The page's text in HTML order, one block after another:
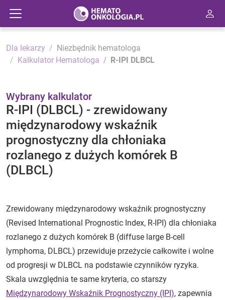
Dla lekarzy
Niezbędnik hematologa
Kalkulator Hematologa
R-IPI DLBCL
Wybrany kalkulator
R-IPI (DLBCL) - zrewidowany
międzynarodowy wskaźnik
prognostyczny dla chłoniaka
rozlanego z dużych komórek B
(DLBCL)
Zrewidowany międzynarodowy wskaźnik prognostyczny
(Revised International Prognostic Index, R-IPI) dla chłoniaka
rozlanego z dużych komórek B (diffuse large B-cell
lymphoma, DLBCL) przewiduje przeżycie całkowite i wolne
od progresji w DLBCL na podstawie czynników ryzyka.
Skala uwzględnia te same kryteria, co starszy
Międzynarodowy Wskaźnik Prognostyczny (IPI), zapewnia